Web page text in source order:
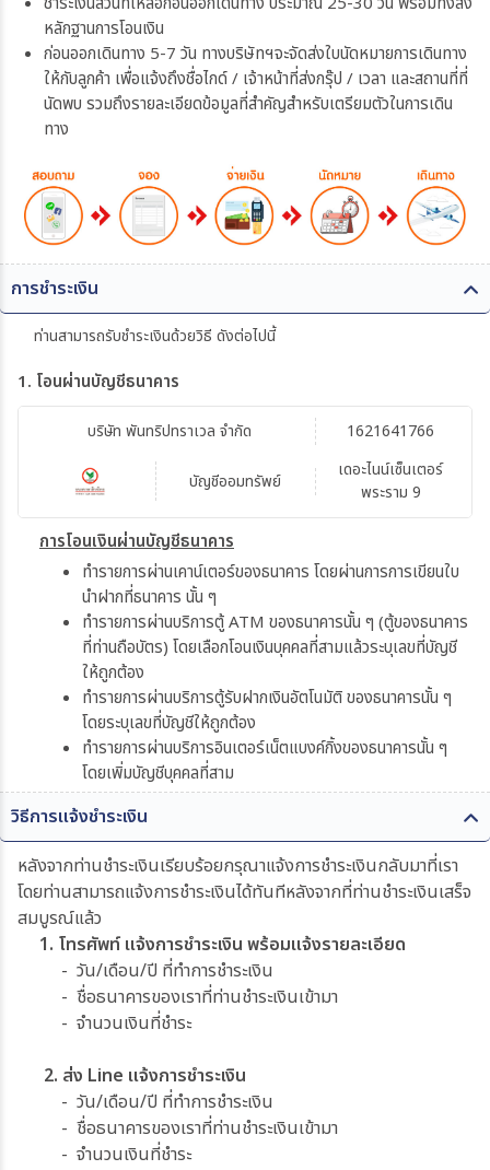
หลักฐานการโอนเงิน
ก่อนออกเดินทาง 5-7 วัน ทางบริษัทฯจะจัดส่งใบนัดหมายการเดินทาง
ให้กับลูกค้า เพื่อแจ้งถึงชื่อไกด์ / เจ้าหน้าที่ส่งกรุ๊ป / เวลา และสถานที่ที่
นัดพบ รวมถึงรายละเอียดข้อมูลที่สำคัญสำหรับเตรียมตัวในการเดิน
ทาง
การชำระเงิน
ท่านสามารถรับชำระเงินด้วยวิธี ดังต่อไปนี้
1. โอนผ่านบัญชีธนาคาร
บัญชีออมทรัพย์
บริษัท พันทริปทราเวล จำกัด
เดอะไนน์เซ็นเตอร์
พระราม 9
1621641766
การโอนเงินผ่านบัญชีธนาคาร
ทำรายการผ่านเคาน์เตอร์ของธนาคาร โดยผ่านการการเขียนใบ
นำฝากที่ธนาคาร นั้น ๆ
ทำรายการผ่านบริการตู้ ATM ของธนาคารนั้น ๆ (ตู้ของธนาคาร
ที่ท่านถือบัตร) โดยเลือกโอนเงินบุคคลที่สามแล้วระบุเลขที่บัญชี
ให้ถูกต้อง
ทำรายการผ่านบริการตู้รับฝากเงินอัตโนมัติ ของธนาคารนั้น ๆ
โดยระบุเลขที่บัญชีให้ถูกต้อง
ทำรายการผ่านบริการอินเตอร์เน็ตแบงค์กิ้งของธนาคารนั้น ๆ
โดยเพิ่มบัญชีบุคคลที่สาม
วิธีการแจ้งชำระเงิน
หลังจากท่านชำระเงินเรียบร้อยกรุณาแจ้งการชำระเงินกลับมาที่เรา
โดยท่านสามารถแจ้งการชำระเงินได้ทันทีหลังจากที่ท่านชำระเงินเสร็จ
สมบูรณ์แล้ว
1. โทรศัพท์ แจ้งการชำระเงิน พร้อมแจ้งรายละเอียด
- วัน/เดือน/ปี ที่ทำการชำระเงิน
- ชื่อธนาคารของเราที่ท่านชำระเงินเข้ามา
- จำนวนเงินที่ชำระ
2. ส่ง Line แจ้งการชำระเงิน
- วัน/เดือน/ปี ที่ทำการชำระเงิน
- ชื่อธนาคารของเราที่ท่านชำระเงินเข้ามา
- จำนวนเงินที่ชำระ